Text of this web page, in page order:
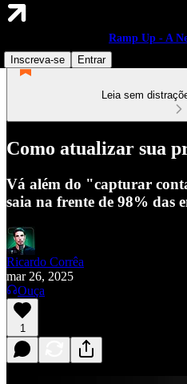
Ramp Up - A
Inscreva-se
Entrar
Leia sem
Como atualizar sua
Vá além do "capturar
saia na frente de 98% das
Ricardo Corrêa
mar 26, 2025
Ouça
1